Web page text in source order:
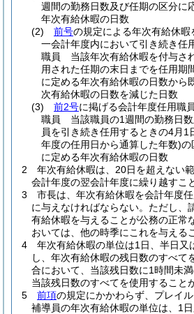
週間の勤務日数及び任期の区分に
年次有給休暇の日数
(2)
前号の規定による年次有給休暇
一会計年度内において引き続き任
職員 当該年次有給休暇を付与さ
用された任期の末日までを任用期
に定める年次有給休暇の日数から
次有給休暇の日数を減じた日数
(3)
前2号に掲げる会計年度任用職
職員 当該職員の1週間の勤務日数
員を引き続き任用するときの4月1
年度の任用日から通算した年数)の
に定める年次有給休暇の日数
2
年次有給休暇は、20日を超えない
会計年度の翌会計年度に繰り越すこ
3
市長は、年次有給休暇を会計年度
に与えなければならない。 ただし、
有給休暇を与えることが公務の正常
おいては、他の時季にこれを与える
4
年次有給休暇の単位は1日、半日又
し、年次有給休暇の残日数のすべて
合において、当該残日数に1時間未満
当該残日数のすべてを使用すること
5
前項の規定にかかわらず、プレイ
補導員の年次有給休暇の単位は、1日